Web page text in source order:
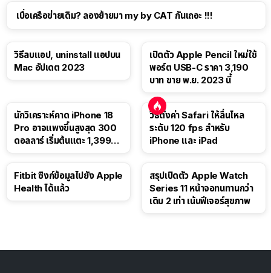
เบื่อเครือข่ายเดิม? ลองย้ายมา my by CAT กันเถอะ !!!
วิธีลบแอป, uninstall แอปบน
Mac อัปเดต 2023
เปิดตัว Apple Pencil ใหม่ใช้
พอร์ต USB-C ราคา 3,190
บาท ขาย พ.ย. 2023 นี้
นักวิเคราะห์คาด iPhone 18
Pro อาจแพงขึ้นสูงสุด 300
ดอลลาร์ เริ่มต้นแตะ 1,399
วิธีตั้งค่า Safari ให้ลื่นไหล
ระดับ 120 fps สำหรับ
iPhone และ iPad
Fitbit ซิงก์ข้อมูลไปยัง Apple
Health ได้แล้ว
สรุปเปิดตัว Apple Watch
Series 11 หน้าจอทนทานกว่า
เดิม 2 เท่า เน้นฟีเจอร์สุขภาพ